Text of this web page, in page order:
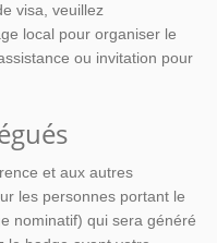
visa, veuillez
local pour organiser le
ou invitation pour
et aux autres
les personnes portant le
nominatif) qui sera généré